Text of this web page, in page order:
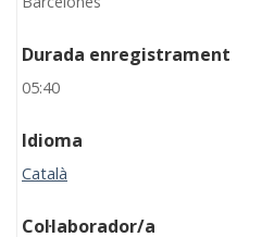
Durada enregistrament
05:40
Idioma
Català
Col·laborador/a